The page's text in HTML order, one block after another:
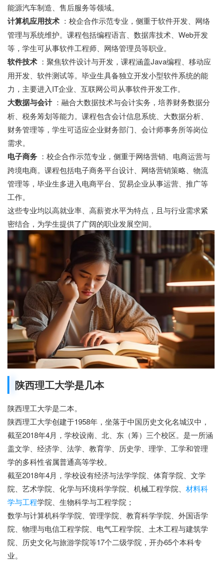
能源汽车制造、售后服务等领域。
计算机应用技术 ：校企合作示范专业，侧重于软件开发、网络
管理与系统维护。课程包括编程语言、数据库技术、Web开发
等，学生可从事软件工程师、网络管理员等职业。
软件技术 ：聚焦软件设计与开发，课程涵盖Java编程、移动应
用开发、软件测试等。毕业生具备独立开发小型软件系统的能
力，主要进入IT企业、互联网公司从事软件开发工作。
大数据与会计 ：融合大数据技术与会计实务，培养财务数据分
析、税务筹划等能力。课程包含会计信息系统、大数据分析、
财务管理等，学生可适应企业财务部门、会计师事务所等岗位
需求。
电子商务 ：校企合作示范专业，侧重于网络营销、电商运营与
跨境电商。课程包括电子商务平台设计、网络营销策略、物流
管理等，毕业生多进入电商平台、贸易企业从事运营、推广等
工作。
这些专业均以高就业率、高薪资水平为特点，且与行业需求紧
密结合，为学生提供了广阔的职业发展空间。
陕西理工大学是几本
陕西理工大学是二本。
陕西理工大学创建于1958年，坐落于中国历史文化名城汉中，
截至2018年4月，学校设南、北、东（筹）三个校区。是一所涵
盖文学、经济学、法学、教育学、历史学、理学、工学和管理
学的多科性省属普通高等学校。
截至2018年4月，学校设有经济与法学学院、体育学院、文学
院、艺术学院、化学与环境科学学院、机械工程学院、 材料科
学与工程学院、生物科学与工程学院；
数学与计算机科学学院、管理学院、教育科学学院、外国语学
院、物理与电信工程学院、电气工程学院、土木工程与建筑学
院、历史文化与旅游学院等17个二级学院，开办65个本科专
业。